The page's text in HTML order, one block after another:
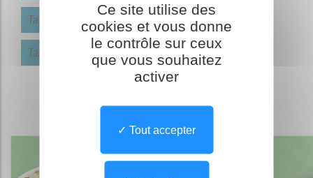
Tarifs Dépendande des 2 sites
Tarifs Hébergement par jour
Note d'informations n°3/2024
Ce site utilise des
cookies et vous donne
le contrôle sur ceux
que vous souhaitez
activer
Tout accepter